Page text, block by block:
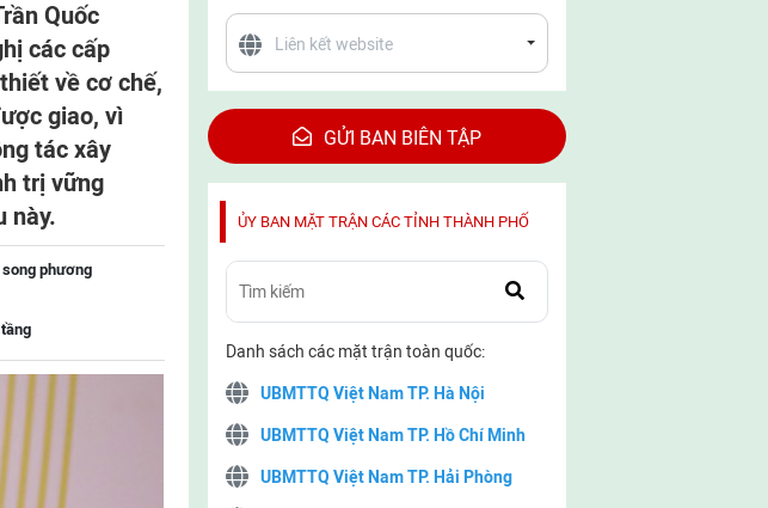
Quốc
các cấp
về cơ chế,
giao, vì
tác xây
trị vững
này.
phương
GỬI BAN BIÊN TẬP
ỦY BAN MẶT TRẬN CÁC TỈNH THÀNH PHỐ
Danh sách các mặt trận toàn quốc:
UBMTTQ Việt Nam TP. Hà Nội
UBMTTQ Việt Nam TP. Hồ Chí Minh
UBMTTQ Việt Nam TP. Hải Phòng